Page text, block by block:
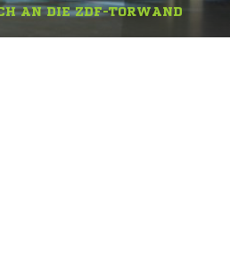
AN DIE ZDF-TORWAND